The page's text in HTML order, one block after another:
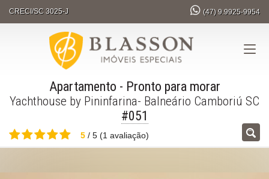
CRECI/SC 3025-J (47)9.9925-9954
Apartamento - Pronto para morar
Yachthouse by Pininfarina- Balneário Camboriú SC
#051
5 / 5 (1 avaliação)